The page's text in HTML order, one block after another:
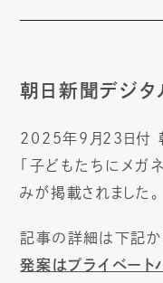
朝日新聞デジタ
2025年9月23日付
「子どもたちにメガ
みが掲載されました。
記事の詳細は下記か
発案はプライベー